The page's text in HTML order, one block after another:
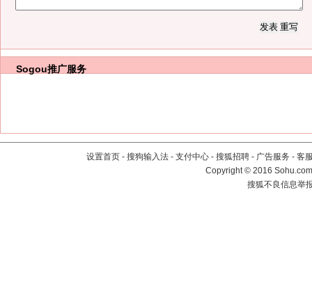
Sogou推广服务
设置首页 - 搜狗输入法 - 支付中心 - 搜狐招聘 - 广告服务 - 客
Copyright©2016
搜狐不良信息举